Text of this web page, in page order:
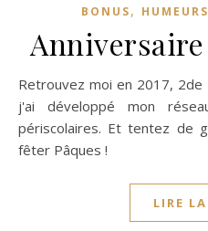
BONUS, HUMEURS
Retrouvez moi en 2017, 2de année de mon entreprise ou
j'ai développé mon
périscolaires. Et tentez de
fêter Pâques !
LIRE